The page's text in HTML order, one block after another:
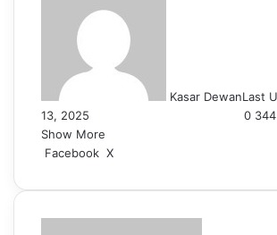
Kasar DewanLast
13, 2025
0 344
Show More
Facebook X
Email